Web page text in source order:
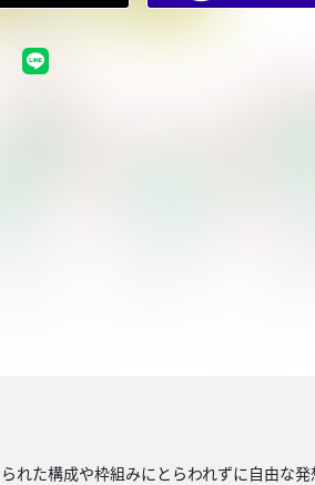
た構成や枠組みにとらわれずに自由な発